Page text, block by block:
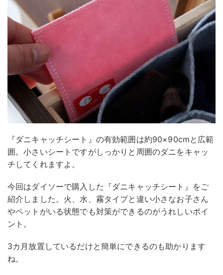
『ダニキャッチシート』の有効範囲は約90×90cmと広範
囲。小さいシートですがしっかりと周囲のダニをキャッ
チしてくれますよ。
今回はダイソーで購入した『ダニキャッチシート』をご
紹介しました。火、水、霧タイプと違い小さなお子さん
やペットがいる状態でも対策ができるのがうれしいポイ
ント。
3カ月放置しているだけと簡単にできるのも助かります
ね。